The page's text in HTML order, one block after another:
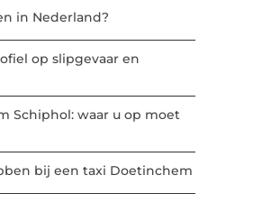
in Nederland?
op slipgevaar en
Schiphol: waar u op moet
bij een taxi Doetinchem